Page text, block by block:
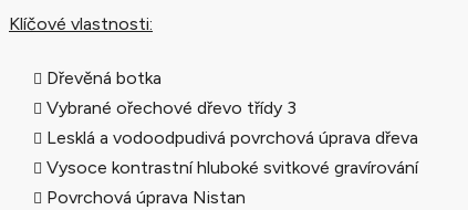
Klíčové vlastnosti:
Dřevěná botka
Vybrané ořechové dřevo třídy 3
Lesklá a vodoodpudivá povrchová úprava dřeva
Vysoce kontrastní hluboké svitkové gravírování
Povrchová úprava Nistan